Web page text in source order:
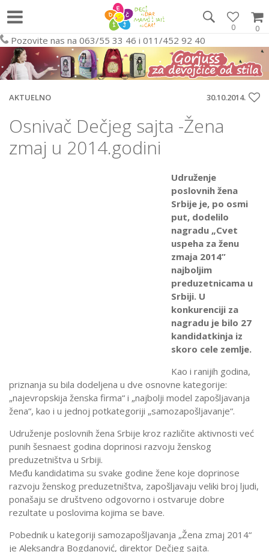
0
0
Pozovite nas na 063/55 33 46 i 011/452 92 40
AKTUELNO 30.10.2014.
Osnivač Dečjeg sajta -Žena
zmaj u 2014.godini
Udruženje
poslovnih žena
Srbije je, po osmi
put, dodelilo
nagradu „Cvet
uspeha za ženu
zmaja 2014”
najboljim
preduzetnicama u
Srbiji. U
konkurenciji za
nagradu je bilo 27
kandidatkinja iz
skoro cele zemlje.
Kao i ranijih godina,
priznanja su bila dodeljena u dve osnovne kategorije:
„najevropskija ženska firma“ i „najbolji model zapošljavanja
žena“, kao i u jednoj potkategoriji „samozapošljavanje“.
Udruženje poslovnih žena Srbije kroz različite aktivnosti već
punih šesnaest godina doprinosi razvoju ženskog
preduzetništva u Srbiji.
Među kandidatima su svake godine žene koje doprinose
razvoju ženskog preduzetništva, zapošljavaju veliki broj ljudi,
ponašaju se društveno odgovorno i ostvaruje dobre
rezultate u poslovima kojima se bave.
Pobednik u kategoriji samozapošljavanja „Žena zmaj 2014“
je Aleksandra Bogdanović, direktor Dečjeg sajta.